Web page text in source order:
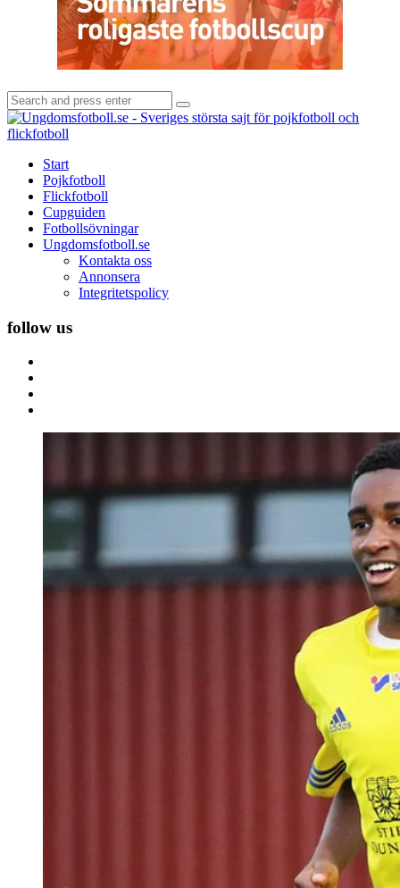
Search
for:
Search
Start
Pojkfotboll
Flickfotboll
Cupguiden
Fotbollsövningar
Ungdomsfotboll.se
Kontakta oss
Annonsera
Integritetspolicy
follow us